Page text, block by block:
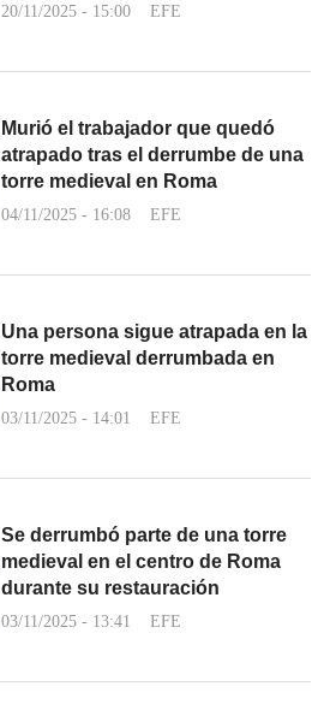
20/11/2025 - 15:00 EFE
Murió el trabajador que quedó
atrapado tras el derrumbe de una
torre medieval en Roma
04/11/2025 - 16:08 EFE
Una persona sigue atrapada en la
torre medieval derrumbada en
Roma
03/11/2025 - 14:01 EFE
Se derrumbó parte de una torre
medieval en el centro de Roma
durante su restauración
03/11/2025 - 13:41 EFE